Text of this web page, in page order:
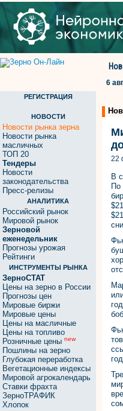
6
РЕГИСТРАЦИЯ
НОВОСТИ
Новости рынка зерна
Новости рынка
масличных
ТОП 20
Тендеры
Новости
законодательства
Пресс-релизы
АНАЛИТИКА
Российский рынок
Мировой рынок
Зерновой
еженедельник
Прогнозы урожая
Рейтинги
ИНСТРУМЕНТЫ РЫНКА
ЗерноСТАТ
Цены на зерно в России
Прогнозы цен
Мировые биржи
Мировые цены
Цены на масличные
Цены на топливо
Розничные цены new
Пошлины на зерно
Глубокая переработка
Вегетационные индексы
Мировой агрокалендарь
Ставки фрахта
ЗерноТРАФИК
Хлопок
22
В
По